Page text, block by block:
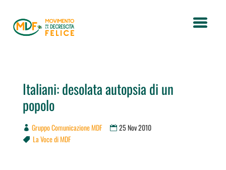
Italiani: desolata autopsia di un
popolo
Gruppo Comunicazione MDF 25 Nov 2010
 La Voce di MDF